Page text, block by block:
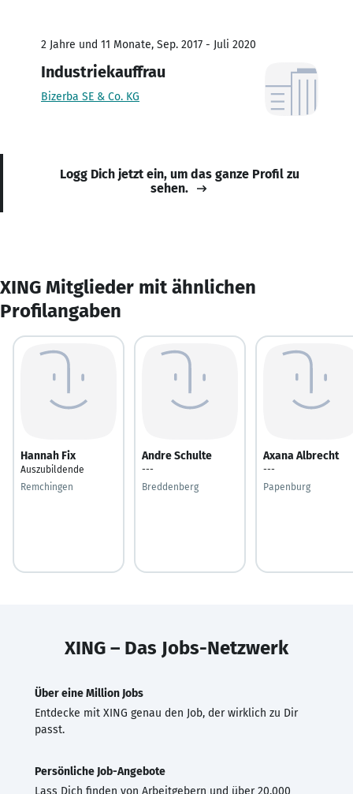
2 Jahre und 11 Monate, Sep. 2017 - Juli 2020
Industriekauffrau
Bizerba SE & Co. KG
Logg Dich jetzt ein, um das ganze Profil zu
sehen.
XING Mitglieder mit ähnlichen
Profilangaben
Hannah Fix
Auszubildende
Remchingen
Andre Schulte
---
Breddenberg
Axana Albrecht
---
Papenburg
XING – Das Jobs-Netzwerk
Über eine Million Jobs
Entdecke mit XING genau den Job, der wirklich zu Dir
passt.
Persönliche Job-Angebote
Lass Dich finden von Arbeitgebern und über 20.000